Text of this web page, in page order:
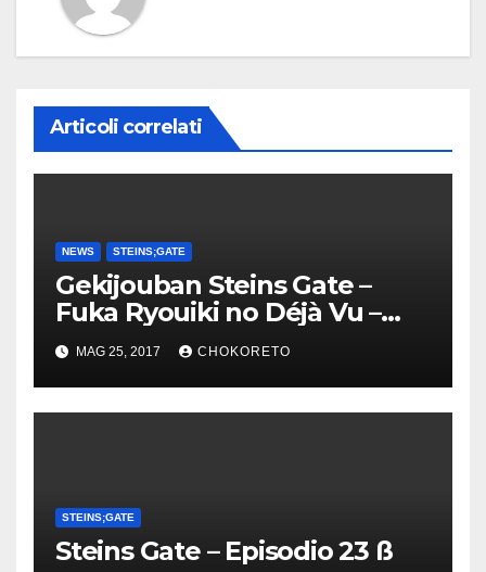
Articoli correlati
NEWS STEINS;GATE
Gekijouban Steins Gate –
Fuka Ryouiki no Déjà Vu –
Dynit
MAG 25, 2017 CHOKORETO
STEINS;GATE
Steins Gate – Episodio 23 ß